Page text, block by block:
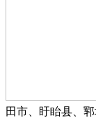
田市、盱眙县、